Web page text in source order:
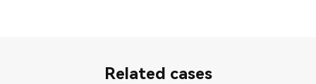
Related cases